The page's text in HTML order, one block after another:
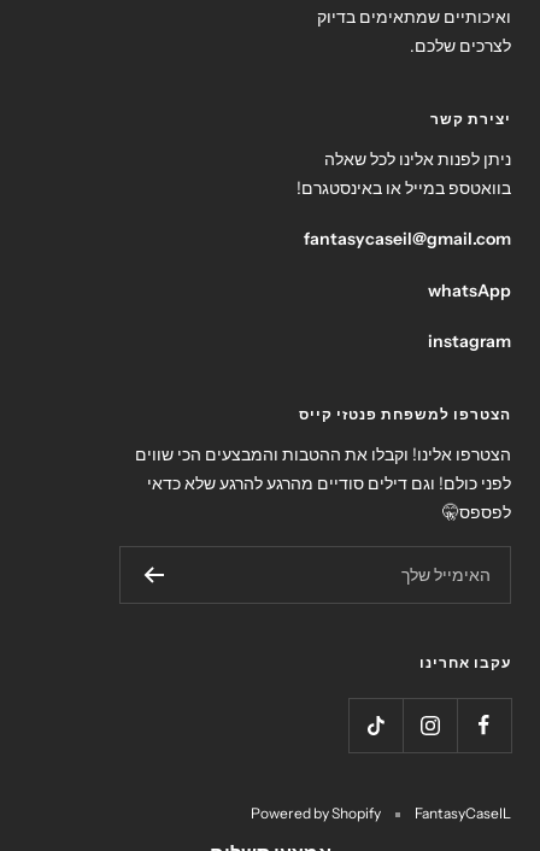
ואיכותיים שמתאימים בדיוק
לצרכים שלכם.
יצירת קשר
ניתן לפנות אלינו לכל שאלה
בוואטספ במייל או באינסטגרם!
fantasycaseil@gmail.com
whatsApp
instagram
הצטרפו למשפחת פנטזי קייס
הצטרפו אלינו! וקבלו את ההטבות והמבצעים הכי שווים
לפני כולם! וגם דילים סודיים מהרגע להרגע שלא כדאי
לפספס🤫
האימייל שלך
עקבו אחרינו
FantasyCaseIL
Powered by Shopify